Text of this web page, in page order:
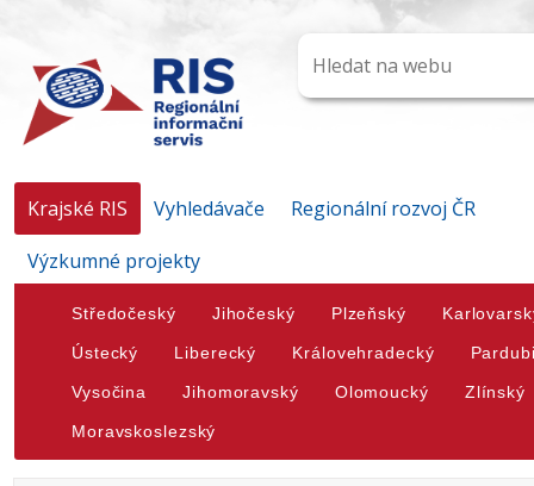
Krajské RIS Vyhledávače
Regionální rozvoj ČR
Výzkumné projekty
Středočeský Jihočeský Plzeňský
Ústecký Liberecký Královehradecký
Vysočina Jihomoravský Olomoucký Zlínský
Moravskoslezský